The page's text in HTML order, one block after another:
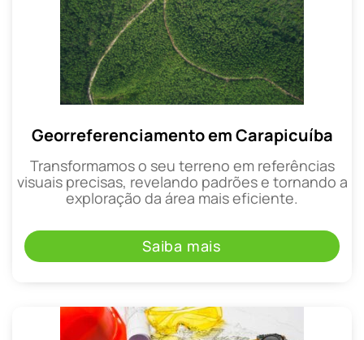
Georreferenciamento em Carapicuíba
Transformamos o seu terreno em referências
visuais precisas, revelando padrões e tornando a
exploração da área mais eficiente.
Saiba mais